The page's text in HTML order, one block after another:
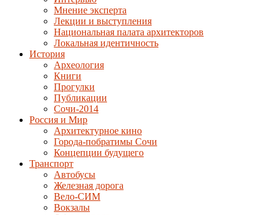
Мнение эксперта
Лекции и выступления
Национальная палата архитекторов
Локальная идентичность
История
Археология
Книги
Прогулки
Публикации
Сочи-2014
Россия и Мир
Архитектурное кино
Города-побратимы Сочи
Концепции будущего
Транспорт
Автобусы
Железная дорога
Вело-СИМ
Вокзалы